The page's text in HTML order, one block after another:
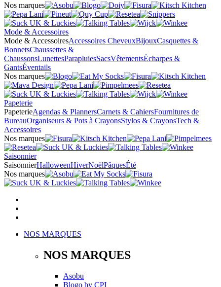
Nos marques
Mode & Accessoires
Mode & AccessoiresAccessoires CheveuxBijouxCasquettes &
BonnetsChaussettes &
ChaussonsLunettesParapluiesSacsVêtementsÉcharpes &
GantsÉventails
Nos marques
Papeterie
PapeterieAgendas & PlannersCarnets & CahiersFournitures de
BureauOrganiseurs & Pots à CrayonsStylos & CrayonsTech &
Accessoires
Nos marques
Saisonnier
SaisonnierHalloweenHiverNoëlPâquesÉté
Nos marques
NOS MARQUES
NOS MARQUES
Asobu
Blogo by CPI